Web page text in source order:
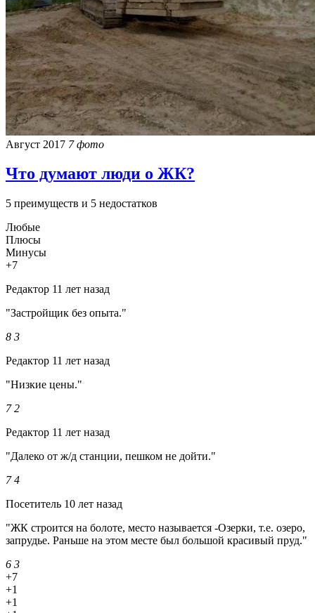
Август 2017 7 фото
Что думают люди о ЖК?
5 преимуществ и 5 недостатков
Любые
Плюсы
Минусы
+7
Редактор 11 лет назад
"Застройщик без опыта."
8 3
Редактор 11 лет назад
"Низкие цены."
7 2
Редактор 11 лет назад
"Далеко от ж/д станции, пешком не дойти."
7 4
Посетитель 10 лет назад
"ЖК строится на болоте, место называется -Озерки, т.е. озеро,
запрудье. Раньше на этом месте был большой красивый пруд."
6 3
+7
+1
+1